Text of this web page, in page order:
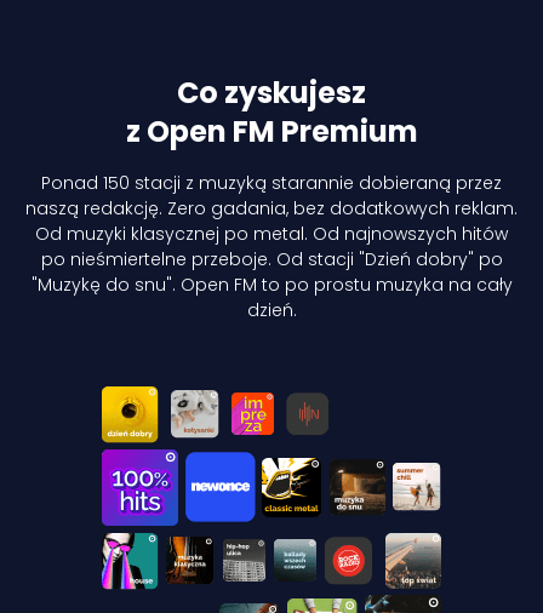
Co zyskujesz
z Open FM Premium
Ponad 150 stacji z muzyką starannie dobieraną przez
naszą redakcję. Zero gadania, bez dodatkowych reklam.
Od muzyki klasycznej po metal. Od najnowszych hitów
po nieśmiertelne przeboje. Od stacji "Dzień dobry" po
"Muzykę do snu". Open FM to po prostu muzyka na cały
dzień.